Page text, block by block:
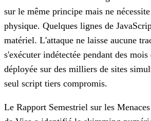
sur le même principe mais ne
physique. Quelques lignes de
matériel. L'attaque ne laisse aucune
s'exécuter indétectée pendant des mois
déployée sur des milliers de sites
seul script tiers compromis.
Le Rapport Semestriel sur les